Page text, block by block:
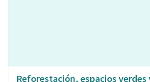
Reforestación, espacios verdes